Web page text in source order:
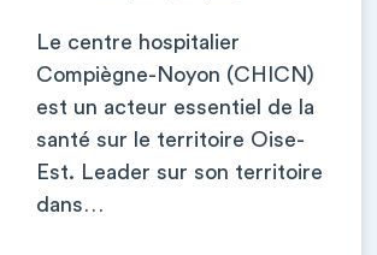
Le centre hospitalier
Compiègne-Noyon (CHICN)
est un acteur essentiel de la
santé sur le territoire Oise-
Est. Leader sur son territoire
dans…